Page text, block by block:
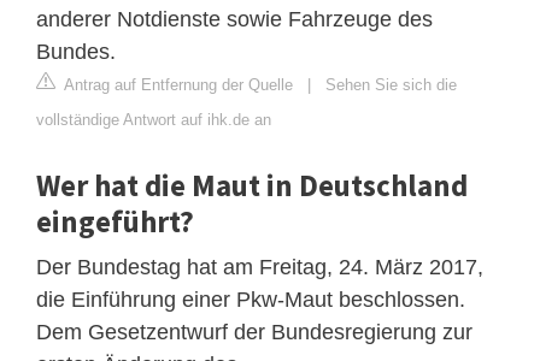
anderer Notdienste sowie Fahrzeuge des
Bundes.
Antrag auf Entfernung der Quelle | Sehen Sie sich die
vollständige Antwort auf ihk.de an
Wer hat die Maut in Deutschland
eingeführt?
Der Bundestag hat am Freitag, 24. März 2017,
die Einführung einer Pkw-Maut beschlossen.
Dem Gesetzentwurf der Bundesregierung zur